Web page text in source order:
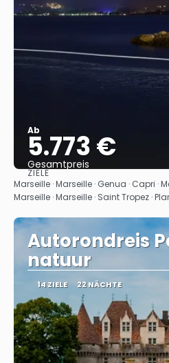
Ab
5.773 €
Gesamtpreis
Sehen
ZIELE
Marseille · Marseille · Genua · Capri ·
Marseille · Marseille · Saint Tropez ·
Autorondreis
natuur
14 ZIELE 22 NÄCHTE